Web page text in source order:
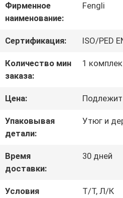
ПРОВЕРКА
КАЧЕСТВА
СВЯЖИТЕСЬ
МЫ
НОВОСТИ
СПРОСИТЕ
ЦИТАТУ
Фирменное
наименование:
Fengli
Сертификация: ISO/PED
Количество мин
заказа:
1
Цена:
Упаковывая
детали:
Утюг и
Время
доставки:
30 дней
Условия
Т/Т, Л/К